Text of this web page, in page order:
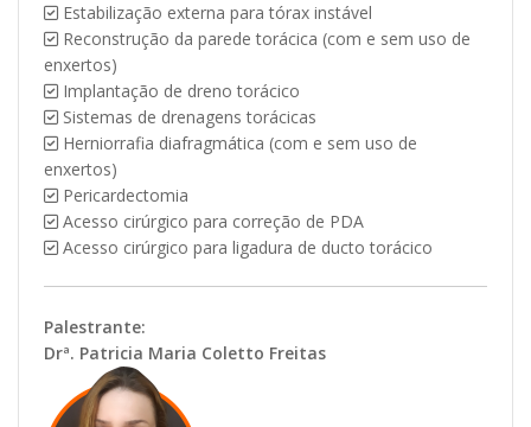
Estabilização externa para tórax instável
Reconstrução da parede torácica (com e sem uso de
enxertos)
Implantação de dreno torácico
Sistemas de drenagens torácicas
Herniorrafia diafragmática (com e sem uso de
enxertos)
Pericardectomia
Acesso cirúrgico para correção de PDA
Acesso cirúrgico para ligadura de ducto torácico
Palestrante:
Drª. Patricia Maria Coletto Freitas